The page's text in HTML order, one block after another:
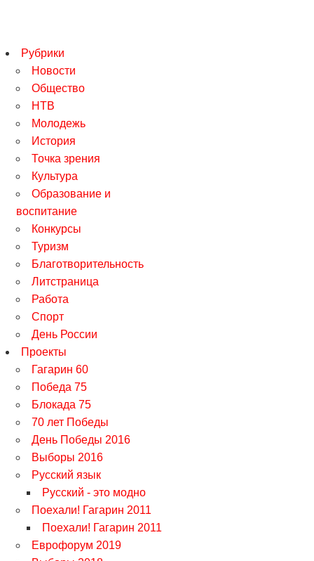
Рубрики
Новости
Общество
НТВ
Молодежь
История
Точка зрения
Культура
Образование и
воспитание
Конкурсы
Туризм
Благотворительность
Литстраница
Работа
Спорт
День России
Проекты
Гагарин 60
Победа 75
Блокада 75
70 лет Победы
День Победы 2016
Выборы 2016
Русский язык
Русский - это модно
Поехали! Гагарин 2011
Поехали! Гагарин 2011
Еврофорум 2019